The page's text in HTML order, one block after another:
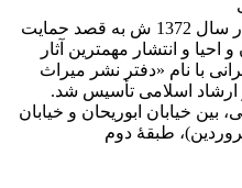
مؤسسه پژوهشی میراث مكتوب در سال 1372 ش به قصد حمایت
و انتشار مهمترین آثار
با نام «دفتر نشر میراث
اسلامی تأسیس شد.
بین خیابان ابوریحان و خیابان